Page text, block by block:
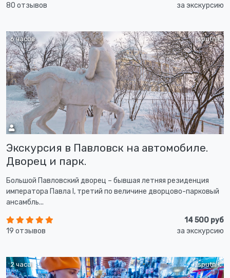
80 отзывов
за экскурсию
sputnik
6 часов
Экскурсия в Павловск на автомобиле.
Дворец и парк.
Большой Павловский дворец – бывшая летняя резиденция
императора Павла I, третий по величине дворцово-парковый
ансамбль...
19 отзывов
14 500 руб
за экскурсию
sputnik
2 часа